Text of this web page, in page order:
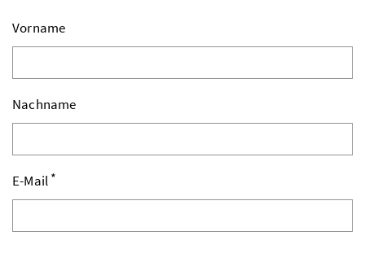
Vorname
Nachname
E-Mail *